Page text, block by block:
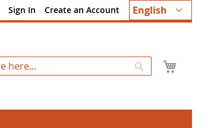
Language
English
Sign In Create an Account
Search